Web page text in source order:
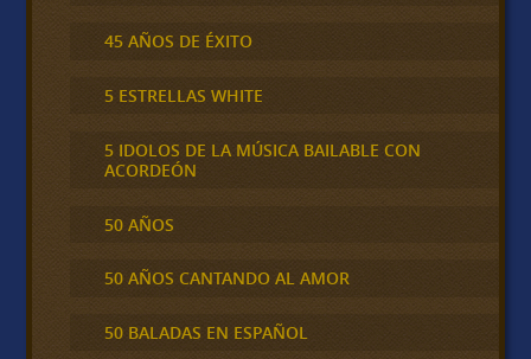
45 AÑOS DE ÉXITO
5 ESTRELLAS WHITE
5 IDOLOS DE LA MÚSICA BAILABLE CON
ACORDEÓN
50 AÑOS
50 AÑOS CANTANDO AL AMOR
50 BALADAS EN ESPAÑOL